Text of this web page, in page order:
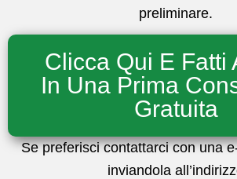
preliminare.
Clicca Qui E Fatti
In Una Prima
Gratuita
Se preferisci contattarci con una
inviandola